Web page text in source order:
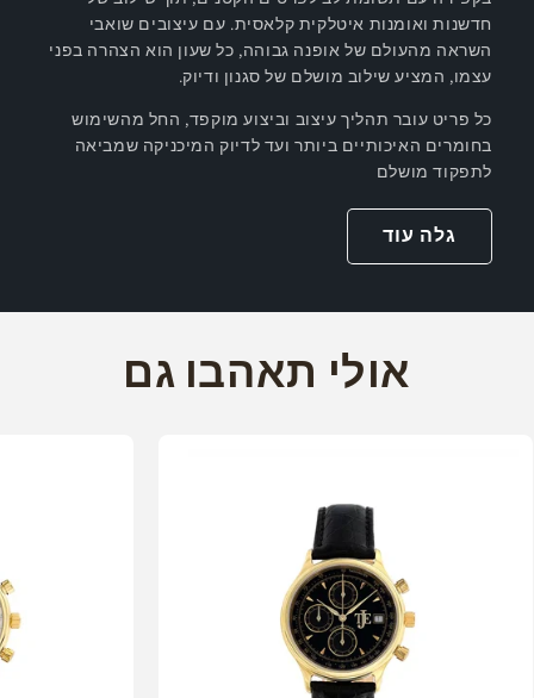
חדשנות ואומנות איטלקית קלאסית. עם עיצובים שואבי
השראה מהעולם של אופנה גבוהה, כל שעון הוא הצהרה בפני
עצמו, המציע שילוב מושלם של סגנון ודיוק.
כל פריט עובר תהליך עיצוב וביצוע מוקפד, החל מהשימוש
בחומרים האיכותיים ביותר ועד לדיוק המיכניקה שמביאה
לתפקוד מושלם
גלה עוד
אולי תאהבו גם